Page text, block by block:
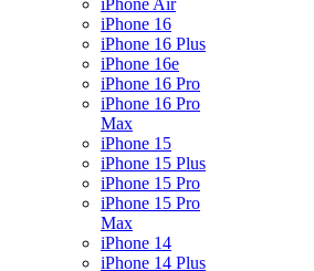
iPhone Air
iPhone 16
iPhone 16 Plus
iPhone 16e
iPhone 16 Pro
iPhone 16 Pro
Max
iPhone 15
iPhone 15 Plus
iPhone 15 Pro
iPhone 15 Pro
Max
iPhone 14
iPhone 14 Plus